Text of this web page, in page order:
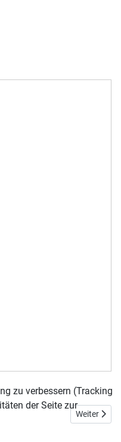
Nächster
Weiter
zu verbessern (Tracking
der Seite zur